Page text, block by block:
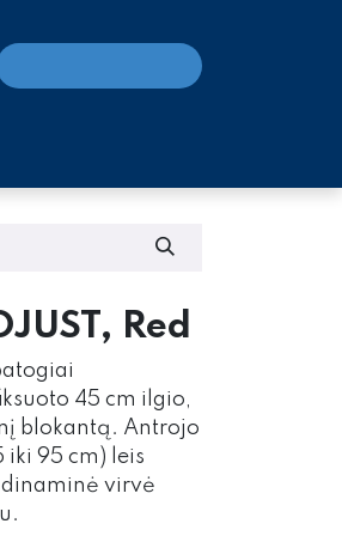
Red
45 cm ilgio,
blokantą. Antrojo
iki 95 cm) leis
virvė